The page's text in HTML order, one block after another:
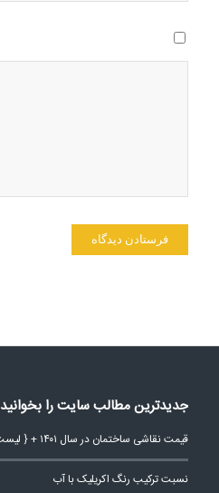
جدیدترین مطالب سایت را بخوانید
قیمت نقاشی ساختمان در سال ۱۴۰۱ + { لیست قیمت همراه با عکس }
نسبت ترکیب رنگ اکریلیک با آب